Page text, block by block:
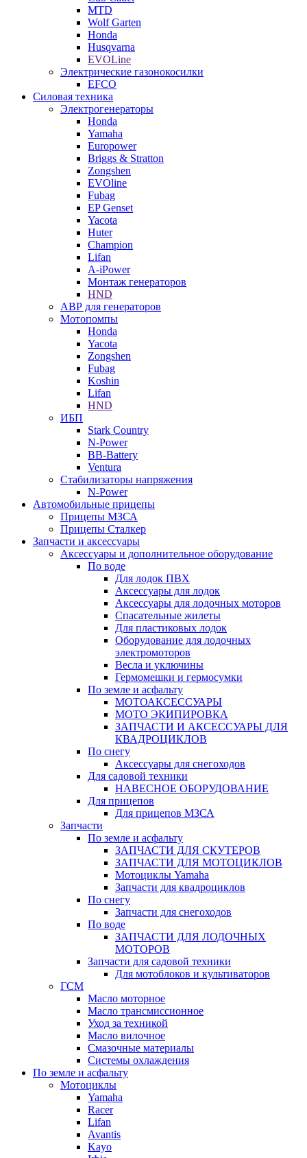
MTD
Wolf Garten
Honda
Husqvarna
EVOLine
Электрические газонокосилки
EFCO
Силовая техника
Электрогенераторы
Honda
Yamaha
Europower
Briggs & Stratton
Zongshen
EVOline
Fubag
EP Genset
Yacota
Huter
Champion
Lifan
A-iPower
Монтаж генераторов
HND
АВР для генераторов
Мотопомпы
Honda
Yacota
Zongshen
Fubag
Koshin
Lifan
HND
ИБП
Stark Country
N-Power
BB-Battery
Ventura
Стабилизаторы напряжения
N-Power
Автомобильные прицепы
Прицепы МЗСА
Прицепы Сталкер
Запчасти и аксессуары
Аксессуары и дополнительное оборудование
По воде
Для лодок ПВХ
Аксессуары для лодок
Аксессуары для лодочных моторов
Спасательные жилеты
Для пластиковых лодок
Оборудование для лодочных
электромоторов
Весла и уключины
Гермомешки и гермосумки
По земле и асфальту
МОТОАКСЕССУАРЫ
МОТО ЭКИПИРОВКА
ЗАПЧАСТИ И АКСЕССУАРЫ ДЛЯ
КВАДРОЦИКЛОВ
По снегу
Аксессуары для снегоходов
Для садовой техники
НАВЕСНОЕ ОБОРУДОВАНИЕ
Для прицепов
Для прицепов МЗСА
Запчасти
По земле и асфальту
ЗАПЧАСТИ ДЛЯ СКУТЕРОВ
ЗАПЧАСТИ ДЛЯ МОТОЦИКЛОВ
Мотоциклы Yamaha
Запчасти для квадроциклов
По снегу
Запчасти для снегоходов
По воде
ЗАПЧАСТИ ДЛЯ ЛОДОЧНЫХ
МОТОРОВ
Запчасти для садовой техники
Для мотоблоков и культиваторов
ГСМ
Масло моторное
Масло трансмиссионное
Уход за техникой
Масло вилочное
Смазочные материалы
Системы охлаждения
По земле и асфальту
Мотоциклы
Yamaha
Racer
Lifan
Avantis
Kayo